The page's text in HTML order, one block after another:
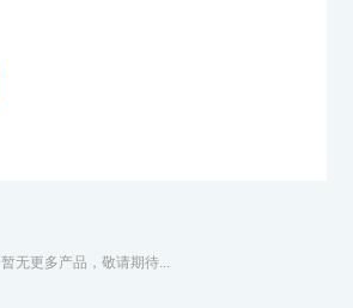
暂无更多产品，敬请期待...